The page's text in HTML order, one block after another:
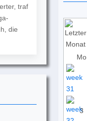
traf
die
Mo
3